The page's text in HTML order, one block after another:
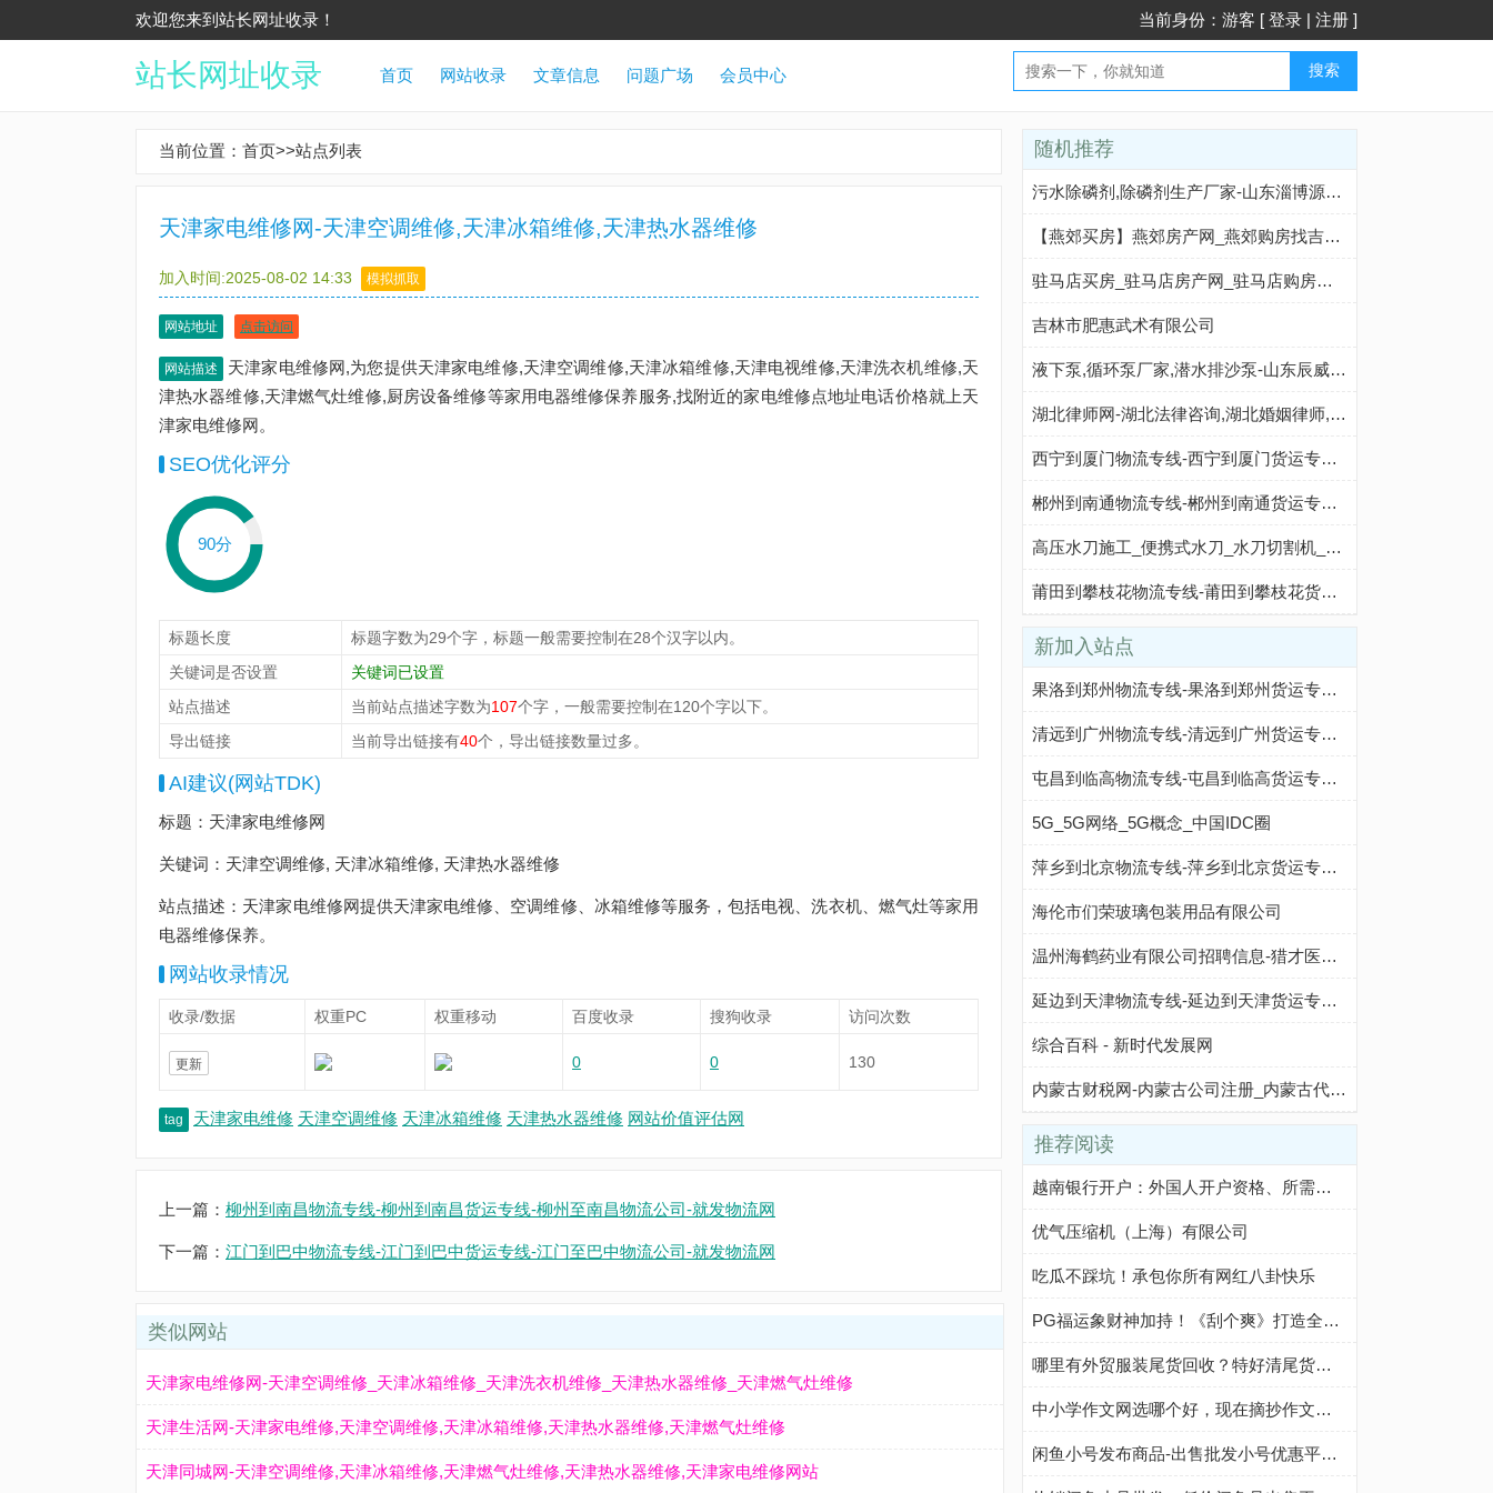
欢迎您来到站长网址收录！ 当前身份：游客 [ 登录 | 注册 ]
站长网址收录 首页 网站收录 文章信息 问题广场 会员中心 搜索
当前位置： 首页>>站点列表
天津家电维修网-天津空调维修,天津冰箱维修,天津热水器维修
加入时间:2025-08-02 14:33 模拟抓取
网站地址 点击访问
网站描述
天津家电维修网,为您提供天津家电维修,天津空调维修,天津冰箱维修,天津电视维修,天津洗衣机维修,天
津热水器维修,天津燃气灶维修,厨房设备维修等家用电器维修保养服务,找附近的家电维修点地址电话价格就上天
津家电维修网。
SEO优化评分
90分
标题长度
标题字数为29个字，标题一般需要控制在28个汉字以内。
关键词是否设置
关键词已设置
站点描述
当前站点描述字数为107个字，一般需要控制在120个字以下。
导出链接
当前导出链接有40个，导出链接数量过多。
AI建议(网站TDK)
标题：天津家电维修网
关键词：天津空调维修, 天津冰箱维修, 天津热水器维修
站点描述：天津家电维修网提供天津家电维修、空调维修、冰箱维修等服务，包括电视、洗衣机、燃气灶等家用
电器维修保养。
网站收录情况
收录/数据 权重PC 权重移动 百度收录 搜狗收录 访问次数
更新 0 0 130
tag 天津家电维修 天津空调维修 天津冰箱维修 天津热水器维修 网站价值评估网
上一篇： 柳州到南昌物流专线-柳州到南昌货运专线-柳州至南昌物流公司-就发物流网
下一篇： 江门到巴中物流专线-江门到巴中货运专线-江门至巴中物流公司-就发物流网
类似网站
天津家电维修网-天津空调维修_天津冰箱维修_天津洗衣机维修_天津热水器维修_天津燃气灶维修
天津生活网-天津家电维修,天津空调维修,天津冰箱维修,天津热水器维修,天津燃气灶维修
天津同城网-天津空调维修,天津冰箱维修,天津燃气灶维修,天津热水器维修,天津家电维修网站
随机推荐
污水除磷剂,除磷剂生产厂家-山东淄博源润净水科技有限公司
【燕郊买房】燕郊房产网_燕郊购房找吉屋网-燕郊吉屋网
驻马店买房_驻马店房产网_驻马店购房找吉屋网 - 驻马店吉屋网
吉林市肥惠武术有限公司
液下泵,循环泵厂家,潜水排沙泵-山东辰威泵业
湖北律师网-湖北法律咨询,湖北婚姻律师,湖北刑事律师,湖北律师查询,湖北律师事务所
西宁到厦门物流专线-西宁到厦门货运专线-西宁至厦门物流公司-就发物流网
郴州到南通物流专线-郴州到南通货运专线-郴州至南通物流公司-就发物流网
高压水刀施工_便携式水刀_水刀切割机_化工用高压水切割 - 【滨州锐锋水刀机械科技有限公司】
莆田到攀枝花物流专线-莆田到攀枝花货运专线-莆田到攀枝花物流公司-点到物流
新加入站点
果洛到郑州物流专线-果洛到郑州货运专线-果洛至郑州物流公司-就发物流网
清远到广州物流专线-清远到广州货运专线-清远至广州物流公司-就发物流网
屯昌到临高物流专线-屯昌到临高货运专线-屯昌至临高物流公司-就发物流网
5G_5G网络_5G概念_中国IDC圈
萍乡到北京物流专线-萍乡到北京货运专线-萍乡至北京物流公司-就发物流网
海伦市们荣玻璃包装用品有限公司
温州海鹤药业有限公司招聘信息-猎才医药网
延边到天津物流专线-延边到天津货运专线-延边至天津物流公司-就发物流网
综合百科 - 新时代发展网
内蒙古财税网-内蒙古公司注册_内蒙古代理记账_内蒙古工商代办_内蒙古商标注册_内蒙古代办营业执照_内蒙古代理注册公司
推荐阅读
越南银行开户：外国人开户资格、所需文件、开户步骤及注意事项
优气压缩机（上海）有限公司
吃瓜不踩坑！承包你所有网红八卦快乐
PG福运象财神加持！《刮个爽》打造全新休闲玩法
哪里有外贸服装尾货回收？特好清尾货网帮你轻松解决
中小学作文网选哪个好，现在摘抄作文我都在这个网站
闲鱼小号发布商品-出售批发小号优惠平台-咸鱼优质小号购买